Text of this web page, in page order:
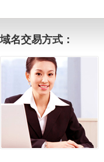
域名交易方式：